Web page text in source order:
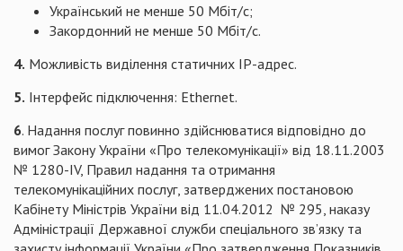
Український не менше 50 Мбіт/с;
Закордонний не менше 50 Мбіт/с.
4. Можливість виділення статичних IP-адрес.
5. Інтерфейс підключення: Ethernet.
6. Надання послуг повинно здійснюватися відповідно до
вимог Закону України «Про телекомунікації» від 18.11.2003
№ 1280-ІV, Правил надання та отримання
телекомунікаційних послуг, затверджених постановою
Кабінету Міністрів України від 11.04.2012 № 295, наказу
Адміністрації Державної служби спеціального зв’язку та